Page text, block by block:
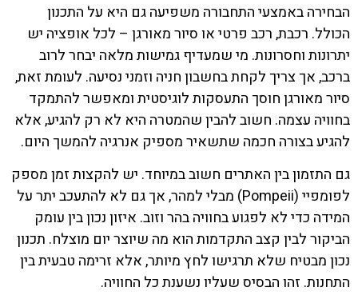
הבחירה באמצעי התחבורה משפיעה גם היא על התכנון
הכולל. רכבת, רכב פרטי או סיור מאורגן – לכל אופציה יש
יתרונות וחסרונות. מי שמעדיף גמישות מלאה יבחר לרוב
ברכב, אך צריך לקחת בחשבון חניה וזמני נסיעה. לעומת זאת,
סיור מאורגן חוסך התעסקות לוגיסטית ומאפשר להתמקד
בחוויה עצמה. חשוב להבין שהמטרה היא לא רק להגיע, אלא
להגיע בצורה חכמה שתשאיר מספיק אנרגיה להמשך היום.
גם התזמון בין האתרים חשוב במיוחד. יש להקצות זמן מספק
לפומפיי (Pompeii) מבלי למהר, אך גם לא להתעכב יתר על
המידה כדי לא לפגוע בחוויה בהר וזוב. איזון נכון בין עומק
הביקור לבין קצב התקדמות הוא מה שיוצר יום מוצלח. תכנון
נכון מבטיח שלא תרגישו לחץ מיותר, אלא זרימה טבעית בין
התחנות. זהו הבסיס שעליו נשענת כל החוויה.